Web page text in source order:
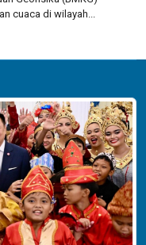
cuaca di wilayah...